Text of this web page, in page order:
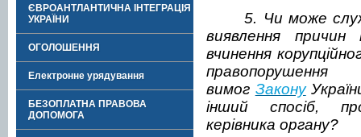
ЄВРОАНТЛАНТИЧНА ІНТЕГРАЦІЯ
УКРАЇНИ
ОГОЛОШЕННЯ
Електронне урядування
БЕЗОПЛАТНА ПРАВОВА
ДОПОМОГА
5. Чи може
виявлення
вчинення
вимог Закону
інший спосіб,
керівника органу?